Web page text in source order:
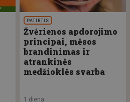
PATIRTIS
Žvėrienos apdorojimo
principai, mėsos
brandinimas ir
atrankinės
medžioklės svarba
1 diena